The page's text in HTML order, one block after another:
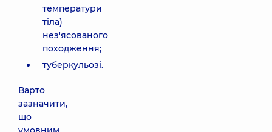
температури
тіла)
нез'ясованого
походження;
туберкульозі.
Варто
зазначити,
що